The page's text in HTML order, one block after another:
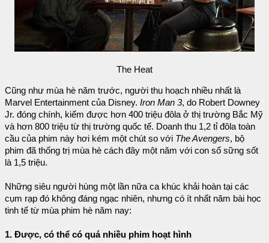
The Heat
Cũng như mùa hè năm trước, người thu hoạch nhiều nhất là
Marvel Entertainment của Disney. Iron Man 3, do Robert Downey
Jr. đóng chính, kiếm được hơn 400 triệu đôla ở thị trường Bắc Mỹ
và hơn 800 triệu từ thị trường quốc tế. Doanh thu 1,2 tỉ đôla toàn
cầu của phim này hơi kém một chút so với The Avengers, bộ
phim đã thống trị mùa hè cách đây một năm với con số sững sốt
là 1,5 triệu.
Những siêu người hùng một lần nữa ca khúc khải hoàn tại các
cụm rạp đó không đáng ngạc nhiên, nhưng có ít nhất năm bài học
tinh tế từ mùa phim hè năm nay:
1. Được, có thể có quá nhiều phim hoạt hình